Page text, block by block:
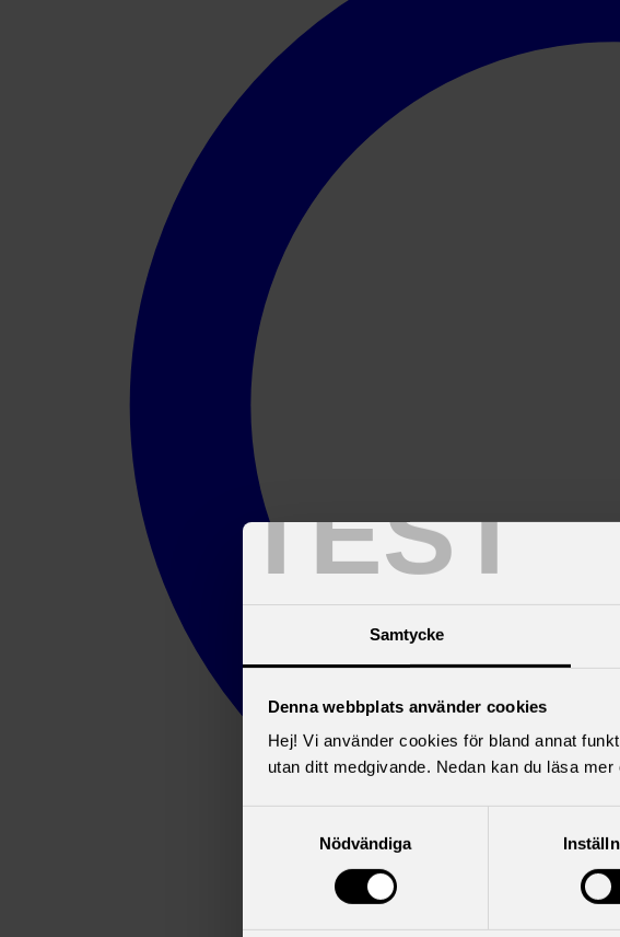
TEST
Samtycke
Denna webbplats använder cookies
Hej! Vi använder cookies för bland annat
utan ditt medgivande. Nedan kan du läsa
Nödvändiga